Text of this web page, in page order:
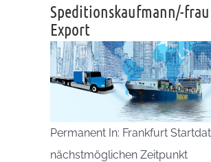
Speditionskaufmann/-
Export
Permanent In: Frankfurt
nächstmöglichen Zeitpunkt